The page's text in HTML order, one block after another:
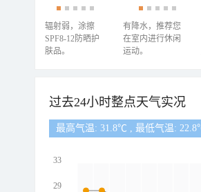
辐射弱，涂擦
SPF8-12防晒护
肤品。
有降水，推荐您
在室内进行休闲
运动。
过去24小时整点天气实况
最高气温: 31.8℃ , 最低气温:
33
29